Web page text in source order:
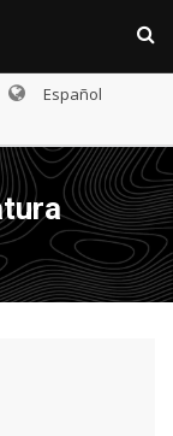
Español